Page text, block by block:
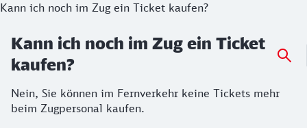
Kann ich noch im Zug ein Ticket kaufen?
Kann ich noch im Zug ein Ticket
kaufen?
Nein, Sie können im Fernverkehr keine Tickets mehr
beim Zugpersonal kaufen.